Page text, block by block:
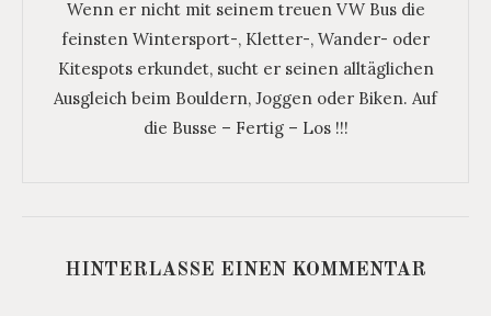
Wenn er nicht mit seinem treuen VW Bus die
feinsten Wintersport-, Kletter-, Wander- oder
Kitespots erkundet, sucht er seinen alltäglichen
Ausgleich beim Bouldern, Joggen oder Biken. Auf
die Busse – Fertig – Los !!!
HINTERLASSE EINEN KOMMENTAR